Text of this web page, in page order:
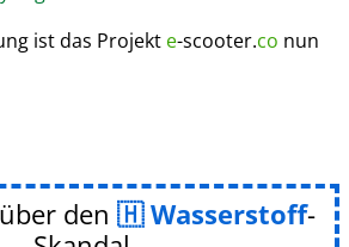
ist das Projekt e-scooter.co nun
den Wasserstoff-